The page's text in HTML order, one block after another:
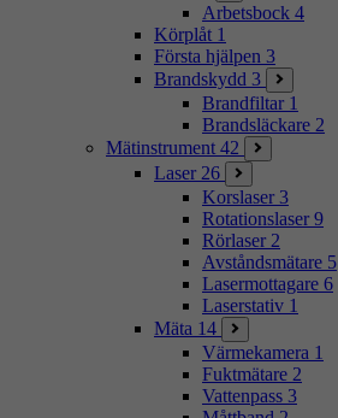
Arbetsbock 4
Körplåt 1
Första hjälpen 3
Brandskydd 3
Brandfiltar 1
Brandsläckare 2
Mätinstrument 42
Laser 26
Korslaser 3
Rotationslaser 9
Rörlaser 2
Avståndsmätare 5
Lasermottagare 6
Laserstativ 1
Mäta 14
Värmekamera 1
Fuktmätare 2
Vattenpass 3